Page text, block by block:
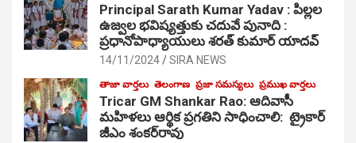
Principal Sarath Kumar Yadav : పిల్లల
ఉజ్వల భవిష్యత్తుకు చదువే పునాది :
ప్రధానోపాధ్యాయులు శరత్ కుమార్ యాదవ్
14/11/2024 SIRA NEWS
తాజా వార్తలు తెలంగాణ ప్రజా సమస్యలు ప్రముఖ వార్తలు
Tricar GM Shankar Rao: ఆదివాసీ
మహిళలు ఆర్థిక ప్రగతిని సాధించాలి: ట్రైకార్
జీఎం శంకర్‌రావు